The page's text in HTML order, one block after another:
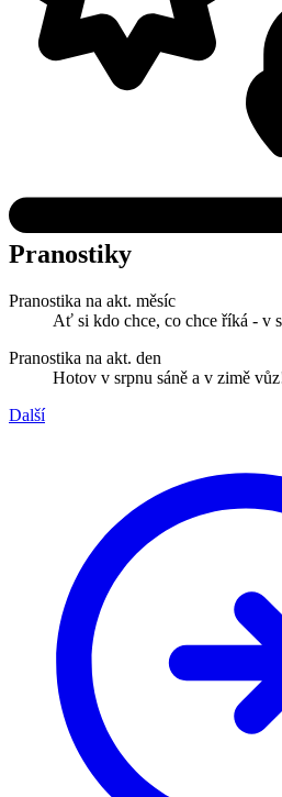
Pranostiky
Pranostika na akt. měsíc
Ať si kdo chce, co chce říká - v
Pranostika na akt. den
Hotov v srpnu sáně a v zimě
Další